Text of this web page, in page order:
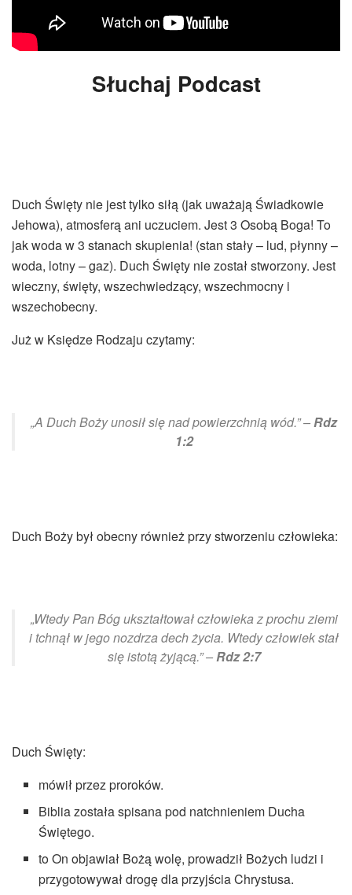
Słuchaj Podcast
Duch Święty nie jest tylko siłą (jak uważają Świadkowie
Jehowa), atmosferą ani uczuciem. Jest 3 Osobą Boga! To
jak woda w 3 stanach skupienia! (stan stały – lud, płynny –
woda, lotny – gaz). Duch Święty nie został stworzony. Jest
wieczny, święty, wszechwiedzący, wszechmocny i
wszechobecny.
Już w Księdze Rodzaju czytamy:
„A Duch Boży unosił się nad powierzchnią wód.” – Rdz
1:2
Duch Boży był obecny również przy stworzeniu człowieka:
„Wtedy Pan Bóg ukształtował człowieka z prochu ziemi
i tchnął w jego nozdrza dech życia. Wtedy człowiek stał
się istotą żyjącą.” – Rdz 2:7
Duch Święty:
mówił przez proroków.
Biblia została spisana pod natchnieniem Ducha
Świętego.
to On objawiał Bożą wolę, prowadził Bożych ludzi i
przygotowywał drogę dla przyjścia Chrystusa.